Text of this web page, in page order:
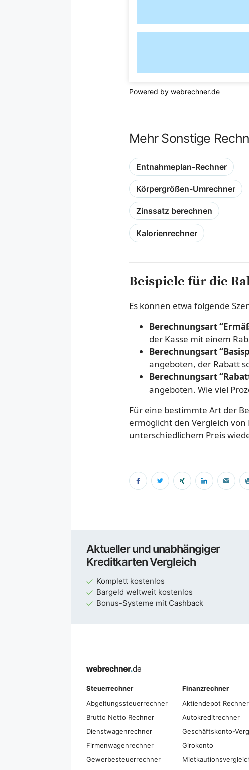
Powered by webrechner.de
Mehr Sonstige
Entnahmeplan-Rechner
Körpergrößen-Umrechner
Zinssatz berechnen
Kalorienrechner
Beispiele für die
Es können etwa folgende
Berechnungsart
der Kasse mit einem
Berechnungsart
angeboten, der Rabatt
Berechnungsart
angeboten. Wie viel
Für eine bestimmte Art der
ermöglicht den Vergleich
unterschiedlichem Preis
Aktueller und unabhängiger
Kreditkarten Vergleich
Komplett kostenlos
Bargeld weltweit kostenlos
Bonus-Systeme mit Cashback
Steuerrechner
Abgeltungs­steuer­rechner
Brutto Netto Rechner
Dienstwagenrechner
Firmenwagenrechner
Gewerbesteuerrechner
Finanzrechner
Aktiendepot Rechner
Autokreditrechner
Geschäftskonto-
Girokonto